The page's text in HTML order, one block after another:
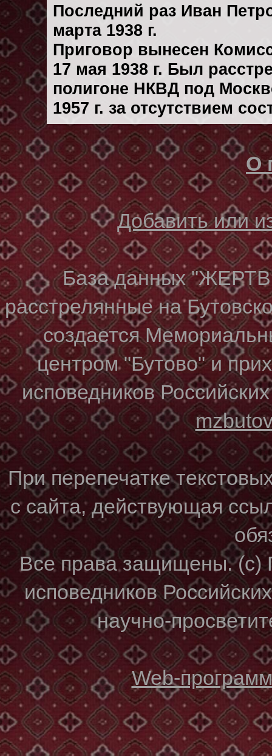
Последний раз Иван
марта 1938 г.
Приговор вынесен
17 мая 1938 г. Был
полигоне НКВД под
1957 г. за отсутствием
О
Добавить или
База данных
расстрелянные на
создается
центром "Бутово" и
исповедников
При перепечатке
с сайта, действующая
Все права защищены. (с)
исповедников
научно-
Web-